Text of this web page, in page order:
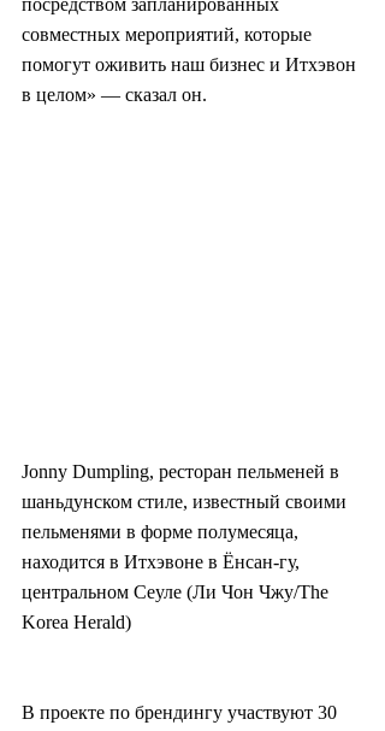
посредством запланированных
совместных мероприятий, которые
помогут оживить наш бизнес и Итхэвон
в целом» — сказал он.
Jonny Dumpling, ресторан пельменей в
шаньдунском стиле, известный своими
пельменями в форме полумесяца,
находится в Итхэвоне в Ёнсан-гу,
центральном Сеуле (Ли Чон Чжу/The
Korea Herald)
В проекте по брендингу участвуют 30